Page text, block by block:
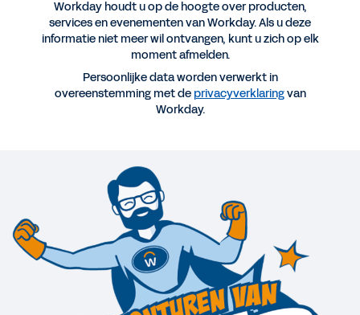
INFOGRAPHIC
met Workday
Workday-applicaties voor retailers
CUSTOMER STORIES
Real-time insights available anywhere, anytime.
Workday houdt u op de hoogte over producten,
services en evenementen van Workday. Als u deze
informatie niet meer wil ontvangen, kunt u zich op elk
moment afmelden.
Persoonlijke data worden verwerkt in
overeenstemming met de privacyverklaringvan
Workday.